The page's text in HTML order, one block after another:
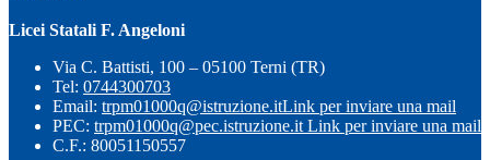
Licei Statali F. Angeloni
Via C. Battisti, 100 – 05100 Terni (TR)
Tel: 0744300703
Email: trpm01000q@istruzione.itLink per inviare una mail
PEC: trpm01000q@pec.istruzione.it Link per inviare una mail
C.F.: 80051150557